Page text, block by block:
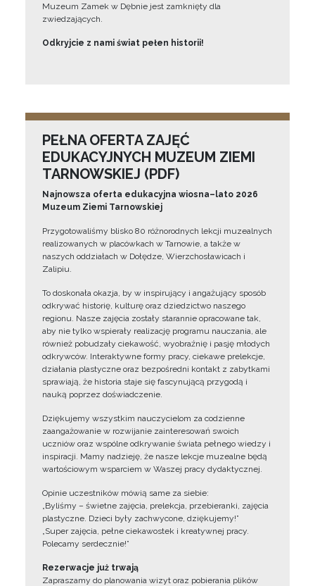
Muzeum Zamek w Dębnie jest zamknięty dla
zwiedzających.
Odkryjcie z nami świat pełen historii!
PEŁNA OFERTA ZAJĘĆ
EDUKACYJNYCH MUZEUM ZIEMI
TARNOWSKIEJ (PDF)
Najnowsza oferta edukacyjna wiosna–lato 2026
Muzeum Ziemi Tarnowskiej
Przygotowaliśmy blisko 80 różnorodnych lekcji muzealnych
realizowanych w placówkach w Tarnowie, a także w
naszych oddziałach w Dołędze, Wierzchosławicach i
Zalipiu.
To doskonała okazja, by w inspirujący i angażujący sposób
odkrywać historię, kulturę oraz dziedzictwo naszego
regionu. Nasze zajęcia zostały starannie opracowane tak,
aby nie tylko wspierały realizację programu nauczania, ale
również pobudzały ciekawość, wyobraźnię i pasję młodych
odkrywców. Interaktywne formy pracy, ciekawe prelekcje,
działania plastyczne oraz bezpośredni kontakt z zabytkami
sprawiają, że historia staje się fascynującą przygodą i
nauką poprzez doświadczenie.
Dziękujemy wszystkim nauczycielom za codzienne
zaangażowanie w rozwijanie zainteresowań swoich
uczniów oraz wspólne odkrywanie świata pełnego wiedzy i
inspiracji. Mamy nadzieję, że nasze lekcje muzealne będą
wartościowym wsparciem w Waszej pracy dydaktycznej.
Opinie uczestników mówią same za siebie:
„Byliśmy – świetne zajęcia, prelekcja, przebieranki, zajęcia
plastyczne. Dzieci były zachwycone, dziękujemy!”
„Super zajęcia, pełne ciekawostek i kreatywnej pracy.
Polecamy serdecznie!”
Rezerwacje już trwają
Zapraszamy do planowania wizyt oraz pobierania plików